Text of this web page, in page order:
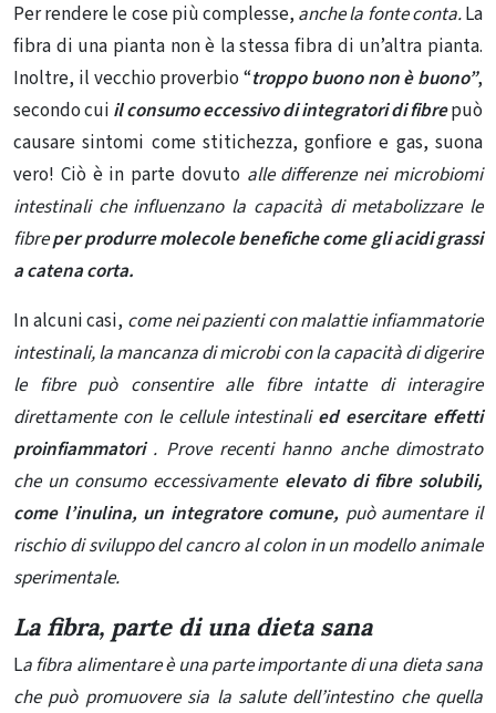
Per rendere le cose più complesse, anche la fonte conta.La
fibra di una pianta non è la stessa fibra di un’altra pianta.
Inoltre, il vecchio proverbio “troppo buono non è buono”,
secondo cui il consumo eccessivo di integratori di fibrepuò
causare sintomi come stitichezza, gonfiore e gas, suona
vero! Ciò è in parte dovuto alle differenze nei microbiomi
intestinali che influenzano la capacità di metabolizzare le
fibreper produrre molecole benefiche come gli acidi grassi
a catena corta.
In alcuni casi, come nei pazienti con malattie infiammatorie
intestinali, la mancanza di microbi con la capacità di digerire
le fibre può consentire alle fibre intatte di interagire
direttamente con le cellule intestinali ed esercitare effetti
proinfiammatori . Prove recenti hanno anche dimostrato
che un consumo eccessivamente elevato di fibre solubili,
come l’inulina, un integratore comune, può aumentare il
rischio di sviluppo del cancro al colon in un modello animale
sperimentale.
La fibra, parte di una dieta sana
La fibra alimentare è una parte importante di una dieta sana
che può promuovere sia la salute dell’intestino che quella